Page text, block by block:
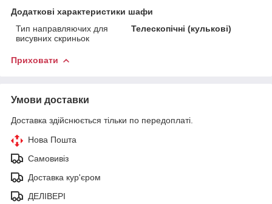
Додаткові характеристики шафи
Тип направляючих для
висувних скриньок
Телескопічні (кулькові)
Приховати
Умови доставки
Доставка здійснюється тільки по передоплаті.
Нова Пошта
Самовивіз
Доставка кур'єром
ДЕЛІВЕРІ